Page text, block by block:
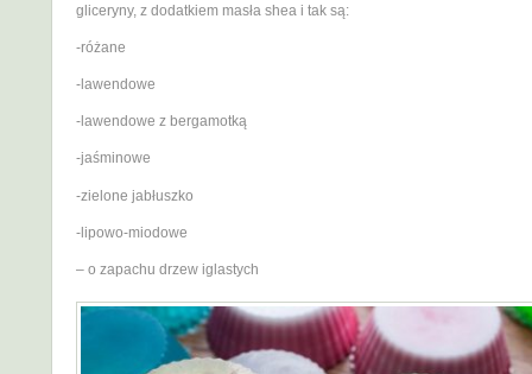
gliceryny, z dodatkiem masła shea i tak są:
-różane
-lawendowe
-lawendowe z bergamotką
-jaśminowe
-zielone jabłuszko
-lipowo-miodowe
– o zapachu drzew iglastych